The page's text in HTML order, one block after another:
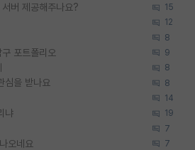
버 제공해주나요? 15
12
8
포트폴리오 9
8
심을 받나요 8
14
냐 19
7
오네요 7